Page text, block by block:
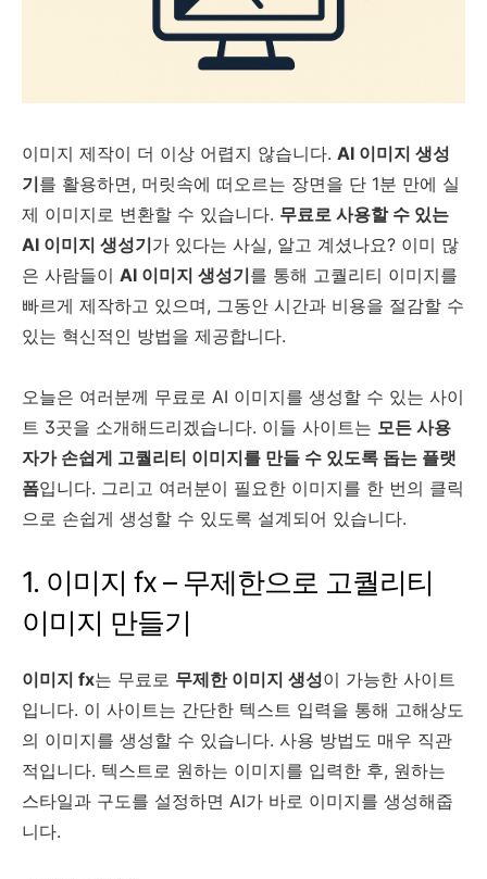
이미지 제작이 더 이상 어렵지 않습니다. AI 이미지 생성
기를 활용하면, 머릿속에 떠오르는 장면을 단 1분 만에 실
제 이미지로 변환할 수 있습니다. 무료로 사용할 수 있는
AI 이미지 생성기가 있다는 사실, 알고 계셨나요? 이미 많
은 사람들이 AI 이미지 생성기를 통해 고퀄리티 이미지를
빠르게 제작하고 있으며, 그동안 시간과 비용을 절감할 수
있는 혁신적인 방법을 제공합니다.
오늘은 여러분께 무료로 AI 이미지를 생성할 수 있는 사이
트 3곳을 소개해드리겠습니다. 이들 사이트는 모든 사용
자가 손쉽게 고퀄리티 이미지를 만들 수 있도록 돕는 플랫
폼입니다. 그리고 여러분이 필요한 이미지를 한 번의 클릭
으로 손쉽게 생성할 수 있도록 설계되어 있습니다.
1. 이미지 fx – 무제한으로 고퀄리티
이미지 만들기
이미지 fx는 무료로 무제한 이미지 생성이 가능한 사이트
입니다. 이 사이트는 간단한 텍스트 입력을 통해 고해상도
의 이미지를 생성할 수 있습니다. 사용 방법도 매우 직관
적입니다. 텍스트로 원하는 이미지를 입력한 후, 원하는
스타일과 구도를 설정하면 AI가 바로 이미지를 생성해줍
니다.